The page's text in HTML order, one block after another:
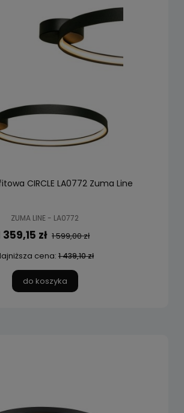
CIRCLE LA0772 Zuma Line
ZUMA LINE - LA0772
359,15 zł 1 599,00 zł
cena: 1 439,10 zł
do koszyka